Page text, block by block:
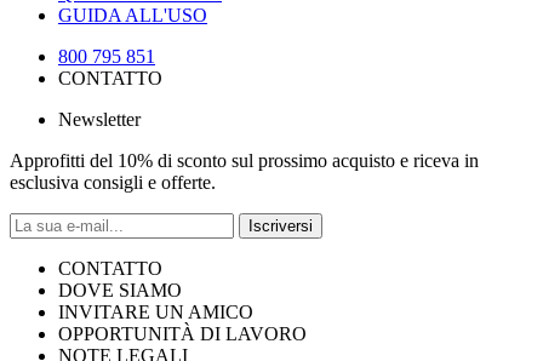
GUIDA ALL'USO
800 795 851
CONTATTO
Newsletter
Approfitti del 10% di sconto sul prossimo acquisto e riceva in
esclusiva consigli e offerte.
Iscriversi
CONTATTO
DOVE SIAMO
INVITARE UN AMICO
OPPORTUNITÀ DI LAVORO
NOTE LEGALI